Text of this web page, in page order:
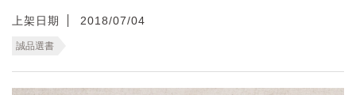
上架日期 2018/07/04
誠品選書